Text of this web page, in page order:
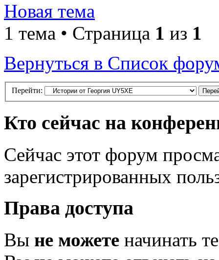
Новая тема
1 тема • Страница 1 из 1
Вернуться в Список
Перейти:
Кто сейчас на
Сейчас этот форум
зарегистрированных
Права доступа
Вы не можете начинать